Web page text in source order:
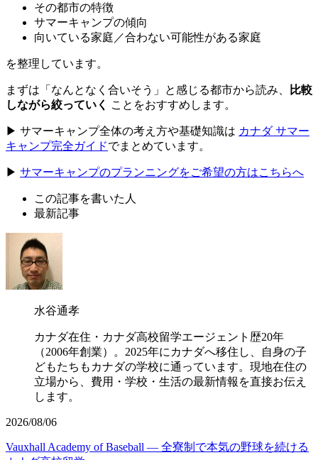
その都市の特徴
サマーキャンプの傾向
向いている家庭／合わない可能性がある家庭
を整理しています。
まずは「なんとなく合いそう」と感じる都市から読み、
比較
しながら絞っていく
ことをおすすめします。
▶ サマーキャンプ全体の考え方や基礎知識は カナダ サマー
キャンプ完全ガイドでまとめています。
▶ サマーキャンプのプランニングをご希望の方はこちらへ
この記事を書いた人
最新記事
水谷通孝
カナダ在住・カナダ高校留学エージェント歴20年
（2006年創業）。2025年にカナダへ移住し、自身の子
どもたちもカナダの学校に通っています。現地在住の
立場から、費用・学校・生活の最新情報を直接お伝え
します。
2026/08/06
Vauxhall Academy of Baseball ― 全寮制で本気の野球を続ける